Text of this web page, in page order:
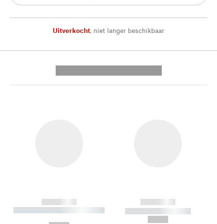
Uitverkocht, niet langer beschikbaar
------------
----------- ----------- --------
------------
----------- -----------